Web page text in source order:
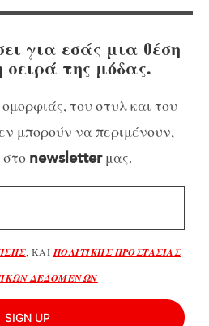
για εσάς μια θέση
της μόδας.
του στυλ και του
μπορούν να περιμένουν,
newsletterμας.
, ΚΑΙΠΟΛΙΤΙΚΗΣ ΠΡΟΣΤΑΣΙΑΣ
ΔΕΔΟΜΕΝΩΝ
SIGN UP